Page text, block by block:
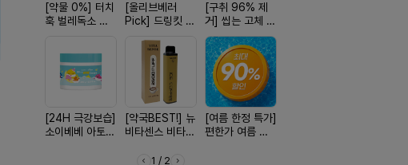
[약물 0%] 터치
훅 벌레독소 흡
[올리브베러
Pick] 드링킷 건
[구취 96% 제
거] 씹는 고체 가
글
[24H 극강보습]
소이베베 아토
[약국BEST!] 뉴
비타센스 비타민
[여름 한정 특가]
편한가 여름 쿨
1 / 2